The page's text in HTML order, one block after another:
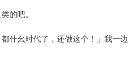
的吧。
幺时代了，还做这个！」我一边